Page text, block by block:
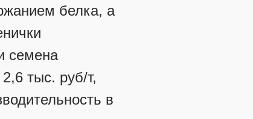
белка, а
семена
тыс. руб/т,
в